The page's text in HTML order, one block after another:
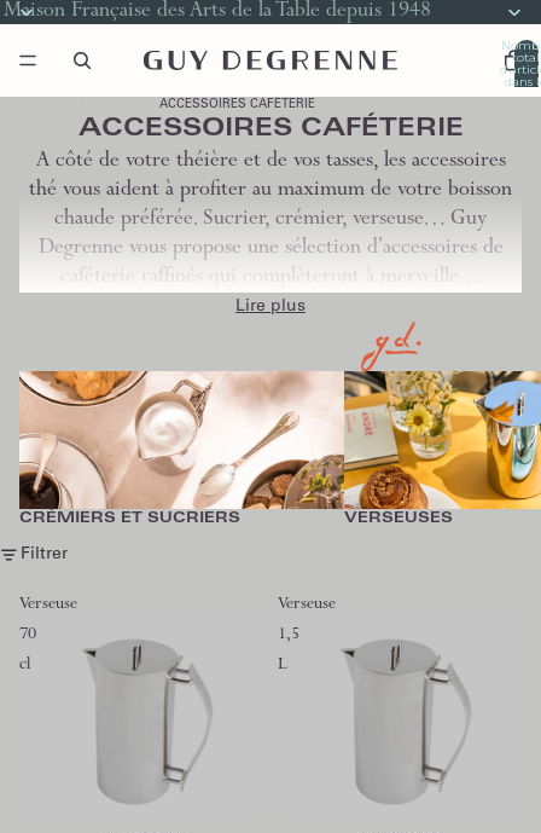
Maison Française des Arts de la Table depuis 1948
total
dans
ACCESSOIRES CAFÉTERIE
ACCESSOIRES CAFÉTERIE
A côté de votre théière et de vos tasses, les accessoires
thé vous aident à profiter au maximum de votre boisson
chaude préférée. Sucrier, crémier, verseuse… Guy
Degrenne vous propose une sélection d’accessoires de
caféterie raffinés qui complèteront à merveille…
Lire plus
Crémiers et Sucriers
CRÉMIERS ET SUCRIERS
Verseuses
VERSEUSES
Filtrer
Verseuse
70
cl
Ajouter au panier
Verseuse
1,5
L
Ajouter au panier